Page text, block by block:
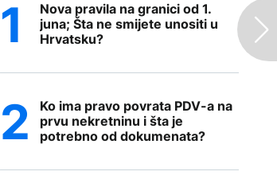
Nova pravila na granici od 1.
juna; Šta ne smijete unositi u
Hrvatsku?
Ko ima pravo povrata PDV-a na
prvu nekretninu i šta je
potrebno od dokumenata?